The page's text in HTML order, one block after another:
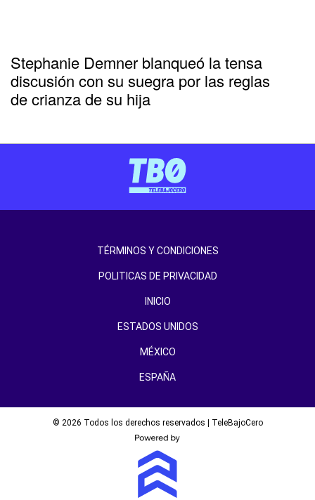
Stephanie Demner blanqueó la tensa
discusión con su suegra por las reglas
de crianza de su hija
TÉRMINOS Y CONDICIONES
POLITICAS DE PRIVACIDAD
INICIO
ESTADOS UNIDOS
MÉXICO
ESPAÑA
© 2026 Todos los derechos reservados | TeleBajoCero